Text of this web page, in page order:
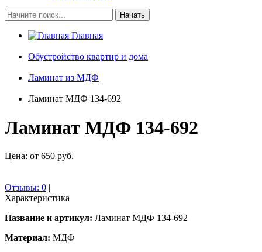
Начать
Главная
Обустройство квартир и дома
Ламинат из МДФ
Ламинат МДФ 134-692
Ламинат МДФ 134-692
Цена: от 650 руб.
Отзывы: 0 |
Характеристика
Название и артикул: Ламинат МДФ 134-692
Материал: МДФ